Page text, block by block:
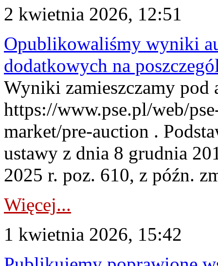
2 kwietnia 2026, 12:51
Opublikowaliśmy wyniki
dodatkowych na
Wyniki zamieszczamy pod
https://www.pse.pl/web/
market/pre-auction .
ustawy z dnia 8 grudnia
2025 r. poz. 610, z późn.
Więcej...
1 kwietnia 2026, 15:42